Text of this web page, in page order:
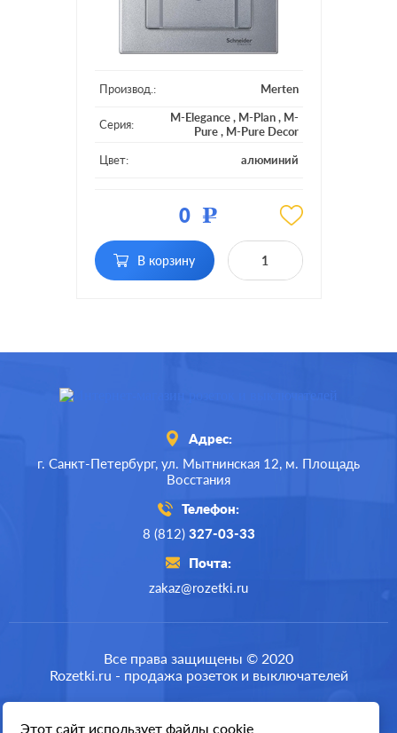
Производ.: Merten
Серия: M-Elegance, M-Plan, M-
Pure, M-Pure Decor
Цвет:
алюминий
0 Р
В корзину
Адрес:
г. Санкт-Петербург, ул. Мытнинская 12, м. Площадь
Восстания
Телефон:
8 (812) 327-03-33
Почта:
zakaz@rozetki.ru
Все права защищены © 2020
Rozetki.ru - продажа розеток и выключателей
Разработка сайта
Этот сайт использует файлы cookie